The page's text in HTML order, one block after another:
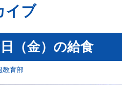
イブ
（金）の給食
教育部